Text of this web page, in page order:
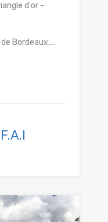
d'or -
Bordeaux,…